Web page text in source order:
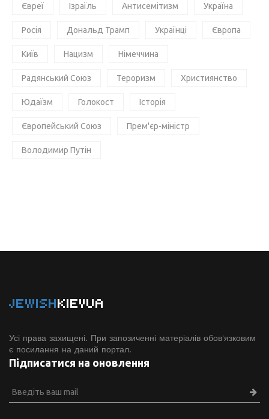
Євреї Ізраїль Антисемітизм Україна
Росія Дональд Трамп Українці Європа
Київ Нацизм Німеччина
Радянський Союз Тероризм Християнство
Юдаїзм Голокост Історія
Європейський Союз Прем'єр-міністр
Володимир Путін
JEWISHKIEVUA
Усі права захищені. При запозиченні матеріалів обов'язковим
є посилання на даний портал.
Підписатися на оновлення